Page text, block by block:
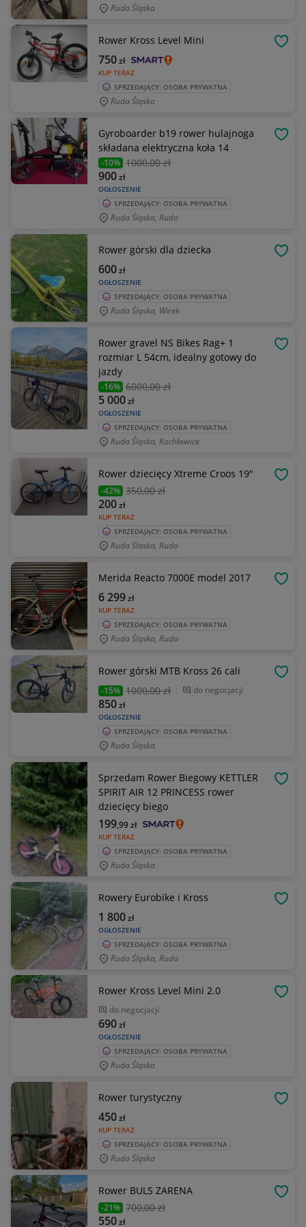
Ruda Śląska
Rower Kross Level Mini
KUP TERAZ
750zł
SPRZEDAJĄCY: OSOBA PRYWATNA
Ruda Śląska
Gyroboarder b19 rower hulajnoga
składana elektryczna koła 14
-10% 1000,00 zł
OGŁOSZENIE
900zł
SPRZEDAJĄCY: OSOBA PRYWATNA
Ruda Śląska, Ruda
Rower górski dla dziecka
OGŁOSZENIE
600zł
SPRZEDAJĄCY: OSOBA PRYWATNA
Ruda Śląska, Wirek
Rower gravel NS Bikes Rag+ 1
rozmiar L 54cm, idealny gotowy do
jazdy
-16% 6000,00 zł
OGŁOSZENIE
5 000zł
SPRZEDAJĄCY: OSOBA PRYWATNA
Ruda Śląska, Kochłowice
Rower dziecięcy Xtreme Croos 19"
-42% 350,00 zł
KUP TERAZ
200zł
SPRZEDAJĄCY: OSOBA PRYWATNA
Ruda Slaska, Ruda
Merida Reacto 7000E model 2017
KUP TERAZ
6 299zł
SPRZEDAJĄCY: OSOBA PRYWATNA
Ruda Śląska, Ruda
Rower górski MTB Kross 26 cali
-15% 1000,00 zł do negocjacji
OGŁOSZENIE
850zł
SPRZEDAJĄCY: OSOBA PRYWATNA
Ruda Śląska
Sprzedam Rower Biegowy KETTLER
SPIRIT AIR 12 PRINCESS rower
dziecięcy biego
KUP TERAZ
199,99zł
SPRZEDAJĄCY: OSOBA PRYWATNA
Ruda Śląska
Rowery Eurobike i Kross
OGŁOSZENIE
1 800zł
SPRZEDAJĄCY: OSOBA PRYWATNA
Ruda Śląska, Ruda
Rower Kross Level Mini 2.0
do negocjacji
OGŁOSZENIE
690zł
SPRZEDAJĄCY: OSOBA PRYWATNA
Ruda Śląska
Rower turystyczny
KUP TERAZ
450zł
SPRZEDAJĄCY: OSOBA PRYWATNA
Ruda Śląska
Rower BULS ZARENA
-21% 700,00 zł
550zł